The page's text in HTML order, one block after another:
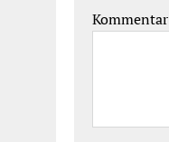
Kommentar